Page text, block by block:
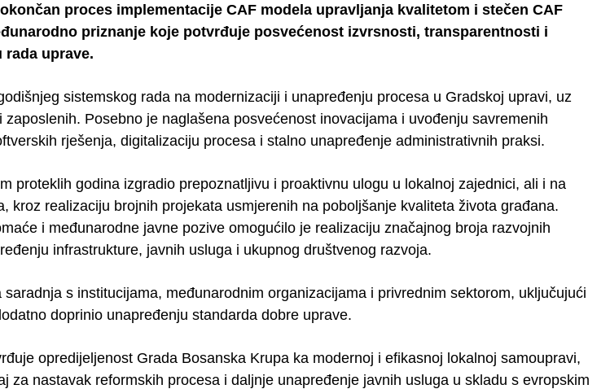
proces implementacije CAF modela upravljanja kvalitetom i stečen CAF
priznanje koje potvrđuje posvećenost izvrsnosti, transparentnosti i
uprave.
sistemskog rada na modernizaciji i unapređenju procesa u Gradskoj upravi, uz
Posebno je naglašena posvećenost inovacijama i uvođenju savremenih
rješenja, digitalizaciju procesa i stalno unapređenje administrativnih praksi.
proteklih godina izgradio prepoznatljivu i proaktivnu ulogu u lokalnoj zajednici, ali i na
kroz realizaciju brojnih projekata usmjerenih na poboljšanje kvaliteta života građana.
i međunarodne javne pozive omogućilo je realizaciju značajnog broja razvojnih
infrastrukture, javnih usluga i ukupnog društvenog razvoja.
s institucijama, međunarodnim organizacijama i privrednim sektorom, uključujući
doprinio unapređenju standarda dobre uprave.
opredijeljenost Grada Bosanska Krupa ka modernoj i efikasnoj lokalnoj samoupravi,
za nastavak reformskih procesa i daljnje unapređenje javnih usluga u skladu s evropskim